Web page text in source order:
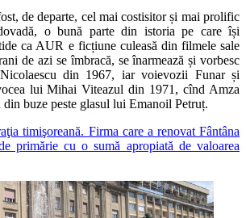
de departe, cel mai costisitor și mai prolific
o bună parte din istoria pe care își
ca AUR e ficțiune culeasă din filmele sale
de azi se îmbracă, se înarmează și vorbesc
din 1967, iar voievozii Funar și
lui Mihai Viteazul din 1971, cînd Amza
din buze peste glasul lui Emanoil Petruț.
timişoreană. Firma care a renovat Fântâna
primărie cu o sumă apropiată de valoarea